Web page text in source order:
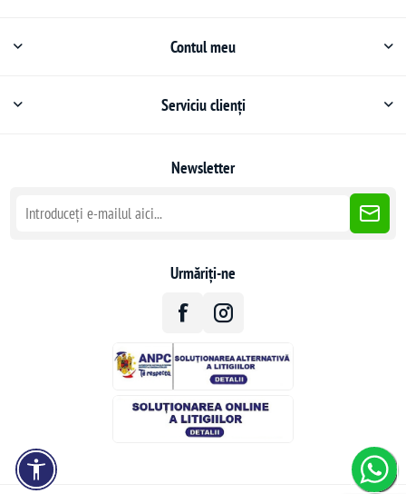
Contul meu
Serviciu clienți
Newsletter
Urmăriți-ne